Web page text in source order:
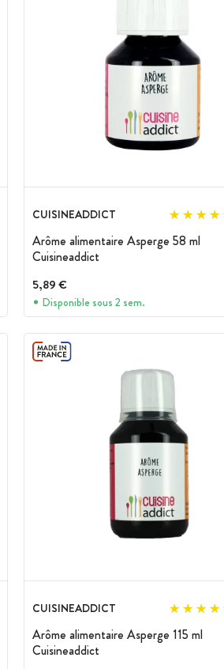
CUISINEADDICT
Arôme alimentaire Asperge 58 ml
Cuisineaddict
5,89 €
Disponible sous 2 sem.
CUISINEADDICT
Arôme alimentaire Asperge 115 ml
Cuisineaddict